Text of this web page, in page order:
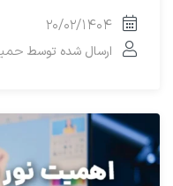
۲۰/۰۲/۱۴۰۴
ارسال شده توسط